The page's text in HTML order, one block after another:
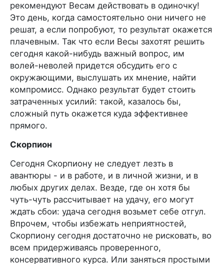
рекомендуют Весам действовать в одиночку!
Это день, когда самостоятельно они ничего не
решат, а если попробуют, то результат окажется
плачевным. Так что если Весы захотят решить
сегодня какой-нибудь важный вопрос, им
волей-неволей придется обсудить его с
окружающими, выслушать их мнение, найти
компромисс. Однако результат будет стоить
затраченных усилий: такой, казалось бы,
сложный путь окажется куда эффективнее
прямого.
Скорпион
Сегодня Скорпиону не следует лезть в
авантюры - и в работе, и в личной жизни, и в
любых других делах. Везде, где он хотя бы
чуть-чуть рассчитывает на удачу, его могут
ждать сбои: удача сегодня возьмет себе отгул.
Впрочем, чтобы избежать неприятностей,
Скорпиону сегодня достаточно не рисковать, во
всем придерживаясь проверенного,
консервативного курса. Или заняться простыми